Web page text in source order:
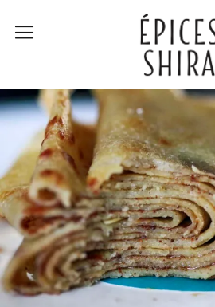
Épices Shira
Revenir à la
À la
Lumière